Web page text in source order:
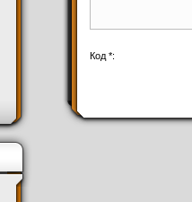
Код *: